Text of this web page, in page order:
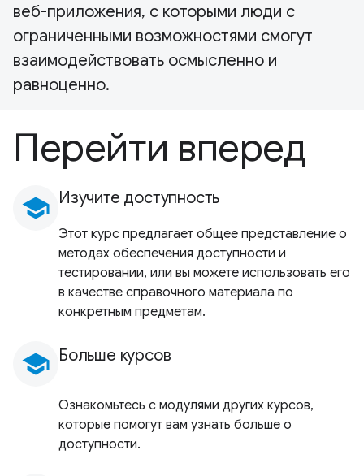
веб-приложения, с которыми люди с
ограниченными возможностями смогут
взаимодействовать осмысленно и
равноценно.
Перейти вперед
school Изучите доступность
Этот курс предлагает общее представление о
методах обеспечения доступности и
тестировании, или вы можете использовать его
в качестве справочного материала по
конкретным предметам.
school Больше курсов
Ознакомьтесь с модулями других курсов,
которые помогут вам узнать больше о
доступности.